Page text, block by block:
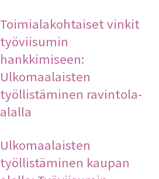
Toimialakohtaiset vinkit
työviisumin
hankkimiseen:
Ulkomaalaisten
työllistäminen ravintola-
alalla
Ulkomaalaisten
työllistäminen kaupan